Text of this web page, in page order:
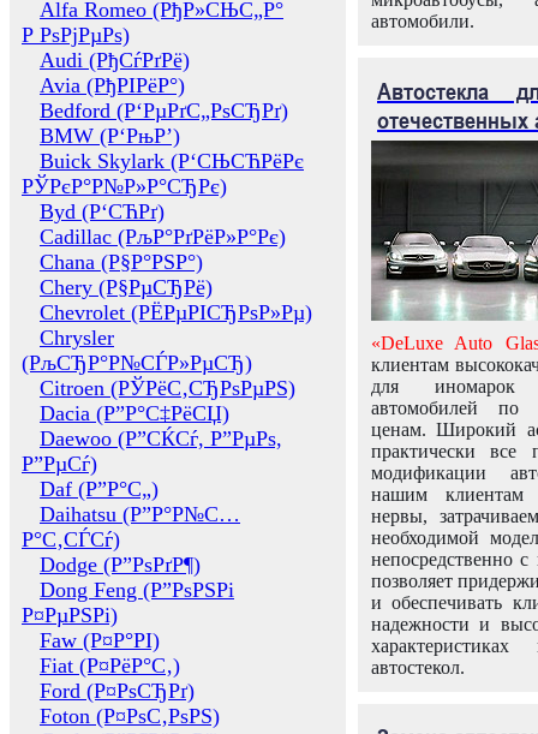
Alfa Romeo (РђР»СЊС„Р°
Р РѕРјРµРѕ)
Audi (РђСѓРґРё)
Avia (РђРІРёР°)
Bedford (Р‘РµРґС„РѕСЂРґ)
BMW (Р‘РњР’)
Buick Skylark (Р‘СЊСЋРёРє
РЎРєР°Р№Р»Р°СЂРє)
Byd (Р‘СЋРґ)
Cadillac (РљР°РґРёР»Р°Рє)
Chana (Р§Р°РЅР°)
Chery (Р§РµСЂРё)
Chevrolet (РЁРµРІСЂРѕР»Рµ)
Chrysler
(РљСЂР°Р№СЃР»РµСЂ)
Citroen (РЎРёС‚СЂРѕРµРЅ)
Dacia (Р”Р°С‡РёСЏ)
Daewoo (Р”СЌСѓ, Р”РµРѕ,
Р”РµСѓ)
Daf (Р”Р°С„)
Daihatsu (Р”Р°Р№С…
Р°С‚СЃСѓ)
Dodge (Р”РѕРґР¶)
Dong Feng (Р”РѕРЅРі
Р¤РµРЅРі)
Faw (Р¤Р°РІ)
Fiat (Р¤РёР°С‚)
Ford (Р¤РѕСЂРґ)
Foton (Р¤РѕС‚РѕРЅ)
автомобили.
Автостекла
отечественных
«DeLuxe Auto
клиентам
для иномарок
автомобилей
ценам. Широкий
практически все
модификации
нашим клиентам
нервы,
необходимой
непосредственно
позволяет
и обеспечивать
надежности и
автостекол.